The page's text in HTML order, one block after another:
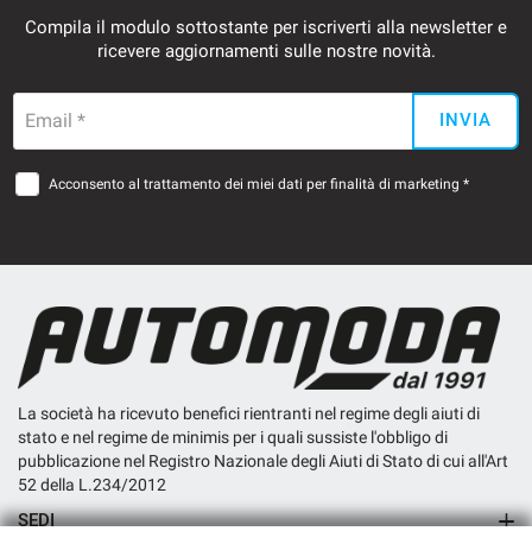
Compila il modulo sottostante per iscriverti alla newsletter e
ricevere aggiornamenti sulle nostre novità.
Email * INVIA
Acconsento al trattamento dei miei dati per finalità di marketing *
La società ha ricevuto benefici rientranti nel regime degli aiuti di
stato e nel regime de minimis per i quali sussiste l'obbligo di
pubblicazione nel Registro Nazionale degli Aiuti di Stato di cui all'Art
52 della L.234/2012
SEDI